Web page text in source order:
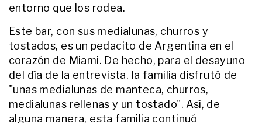
entorno que los rodea.
Este bar, con sus medialunas, churros y
tostados, es un pedacito de Argentina en el
corazón de Miami. De hecho, para el desayuno
del día de la entrevista, la familia disfrutó de
"unas medialunas de manteca, churros,
medialunas rellenas y un tostado". Así, de
alguna manera, esta familia continuó
ENTRETENIMIENTO
es el secreto de su relación con
Lisandro Martínez y habló de
cómo vive este Mundial 2026
junto a su hija Aurora
ACTUALIDAD
De vender camisetas para ayudar
a su familia a custodiar reliquias
de Maradona y Messi: la increíble